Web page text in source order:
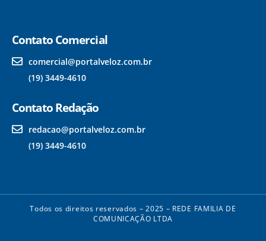
Contato Comercial
comercial@portalveloz.com.br
(19) 3449-4610
Contato Redação
redacao@portalveloz.com.br
(19) 3449-4610
Todos os direitos reservados – 2025 – REDE FAMILIA DE
COMUNICAÇÃO LTDA